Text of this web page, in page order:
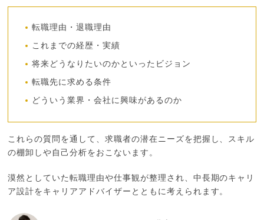
転職理由・退職理由
これまでの経歴・実績
将来どうなりたいのかといったビジョン
転職先に求める条件
どういう業界・会社に興味があるのか
これらの質問を通して、求職者の潜在ニーズを把握し、スキル
の棚卸しや自己分析をおこないます。
漠然としていた転職理由や仕事観が整理され、中長期のキャリ
ア設計をキャリアアドバイザーとともに考えられます。